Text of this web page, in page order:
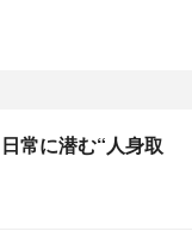
常に潜む“人身取